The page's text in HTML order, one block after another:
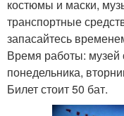
костюмы и маски,
транспортные
запасайтесь
Время работы: музей
понедельника,
Билет стоит 50 бат.